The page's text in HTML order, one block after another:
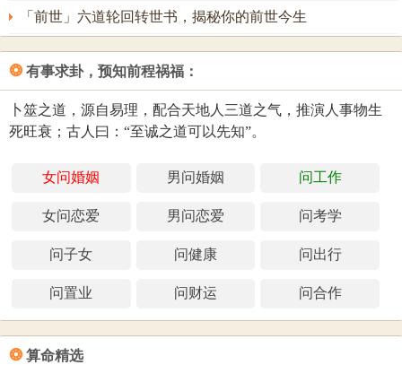
「前世」六道轮回转世书，揭秘你的前世今生
❂ 有事求卦，预知前程祸福：
卜筮之道，源自易理，配合天地人三道之气，推演人事物生
死旺衰；古人曰：“至诚之道可以先知”。
女问婚姻 男问婚姻 问工作
女问恋爱 男问恋爱 问考学
问子女 问健康 问出行
问置业 问财运 问合作
❂ 算命精选